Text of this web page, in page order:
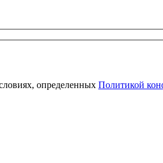
определенных Политикой